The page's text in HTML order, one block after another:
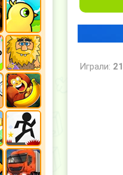
Играли: